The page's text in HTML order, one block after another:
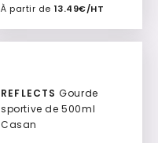
À partir de 13.49€/HT
Ajouter à mon devis
REFLECTS Gourde
sportive de 500ml
Casan